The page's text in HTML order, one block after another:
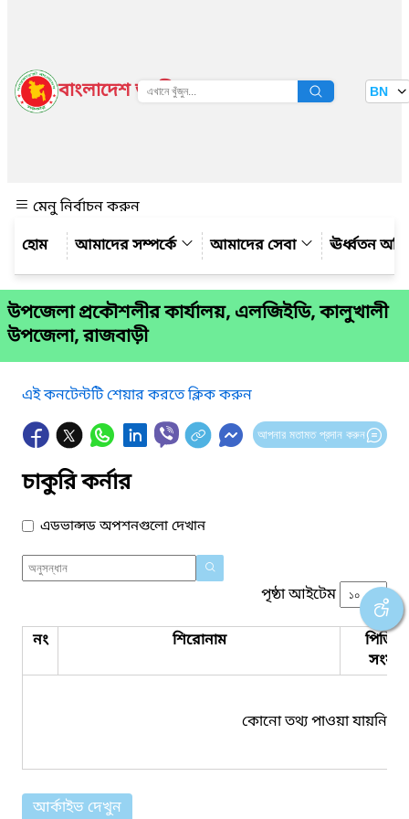
বাংলাদেশ জাতীয় তথ্য বাতায়ন BN
মেনু নির্বাচন করুন
আমাদের সম্পর্কে
আমাদের সেবা ঊর্ধ্বতন
উপজেলা প্রকৌশলীর কার্যালয়, এলজিইডি, কালুখালী
উপজেলা, রাজবাড়ী
এই কনটেন্টটি শেয়ার করতে ক্লিক করুন
আপনার মতামত প্রদান করুন
চাকুরি কর্নার
এডভান্সড অপশনগুলো দেখান
পৃষ্ঠা আইটেম
নং শিরোনাম
কোনো তথ্য পাওয়া যায়নি।
আর্কাইভ দেখুন